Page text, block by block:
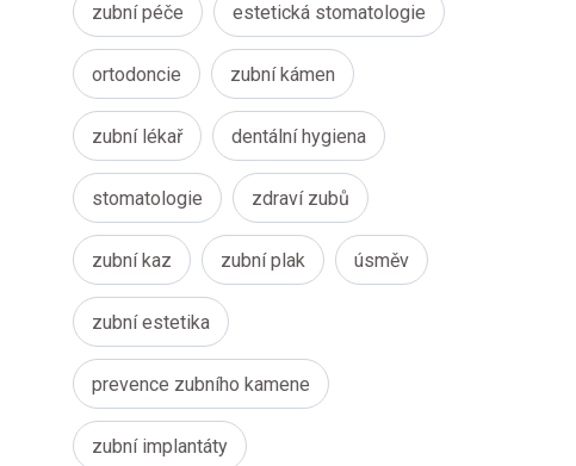
zubní péče estetická stomatologie
ortodoncie zubní kámen
zubní lékař dentální hygiena
stomatologie zdraví zubů
zubní kaz zubní plak úsměv
zubní estetika
prevence zubního kamene
zubní implantáty